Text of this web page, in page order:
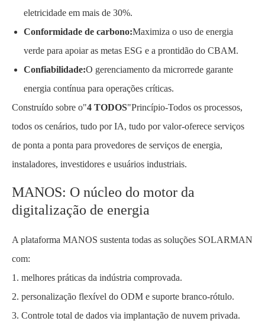
eletricidade em mais de 30%.
Conformidade de carbono:Maximiza o uso de energia
verde para apoiar as metas ESG e a prontidão do CBAM.
Confiabilidade:O gerenciamento da microrrede garante
energia contínua para operações críticas.
Construído sobre o"4 TODOS"Princípio-Todos os processos,
todos os cenários, tudo por IA, tudo por valor-oferece serviços
de ponta a ponta para provedores de serviços de energia,
instaladores, investidores e usuários industriais.
MANOS: O núcleo do motor da
digitalização de energia
A plataforma MANOS sustenta todas as soluções SOLARMAN
com:
1. melhores práticas da indústria comprovada.
2. personalização flexível do ODM e suporte branco-rótulo.
3. Controle total de dados via implantação de nuvem privada.